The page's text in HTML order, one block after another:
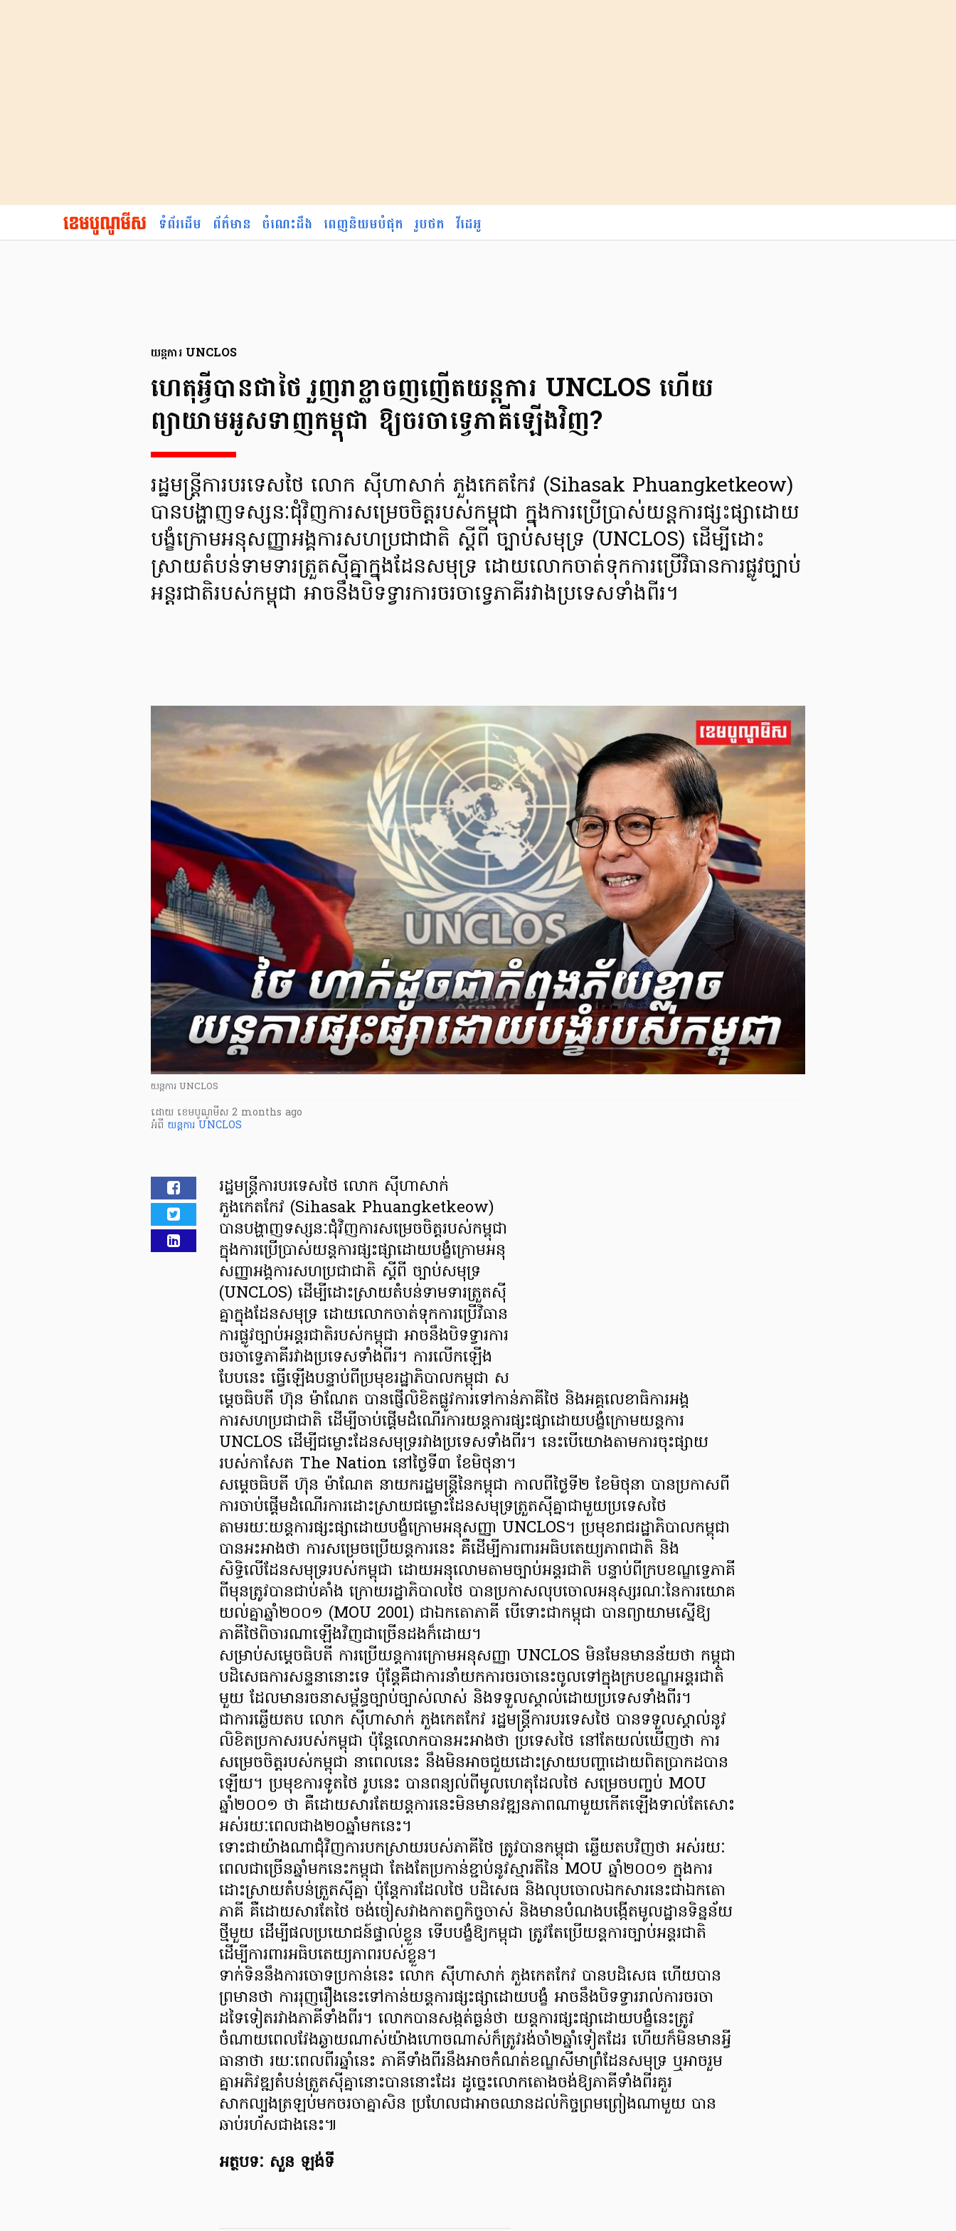
ទំព័រដើម ព័ត៌មាន ចំណេះដឹង ពេញនិយមបំផុត រូបថត វីដេអូ
យន្តការ UNCLOS
​ហេតុអ្វីបានជាថៃ រួញរាខ្លាចញញើតយន្តការ UNCLOS ហើយ
ព្យាយាមអូសទាញកម្ពុជា ឱ្យចរចាទ្វេភាគីឡើងវិញ?
រដ្ឋមន្ត្រីការបរទេសថៃ លោក ស៊ីហាសាក់ ភួងកេតកែវ (Sihasak Phuangketkeow)
បានបង្ហាញទស្សនៈជុំវិញការសម្រេចចិត្តរបស់កម្ពុជា ក្នុងការប្រើប្រាស់យន្តការផ្សះផ្សាដោយ
បង្ខំក្រោមអនុសញ្ញាអង្គការសហប្រជាជាតិ ស្តីពី ច្បាប់សមុទ្រ (UNCLOS) ដើម្បីដោះ
ស្រាយតំបន់ទាមទារត្រួតស៊ីគ្នាក្នុងដែនសមុទ្រ ដោយលោកចាត់ទុកការប្រើវិធានការផ្លូវច្បាប់
អន្តរជាតិរបស់កម្ពុជា អាចនឹងបិទទ្វារការចរចាទ្វេភាគីរវាងប្រទេសទាំងពីរ។
យន្តការ UNCLOS
ដោយ ​ ខេមបូណូមីស 2 months ago
អំពី យន្តការ UNCLOS
រដ្ឋមន្ត្រីការបរទេសថៃ លោក ស៊ីហាសាក់
ភួងកេតកែវ (Sihasak Phuangketkeow)
បានបង្ហាញទស្សនៈជុំវិញការសម្រេចចិត្តរបស់កម្ពុជា
ក្នុងការប្រើប្រាស់យន្តការផ្សះផ្សាដោយបង្ខំក្រោមអនុ
សញ្ញាអង្គការសហប្រជាជាតិ ស្តីពី ច្បាប់សមុទ្រ
(UNCLOS) ដើម្បីដោះស្រាយតំបន់ទាមទារត្រួតស៊ី
គ្នាក្នុងដែនសមុទ្រ ដោយលោកចាត់ទុកការប្រើវិធាន
ការផ្លូវច្បាប់អន្តរជាតិរបស់កម្ពុជា អាចនឹងបិទទ្វារការ
ចរចាទ្វេភាគីរវាងប្រទេសទាំងពីរ។ ការលើកឡើង
បែបនេះ ធ្វើឡើងបន្ទាប់ពីប្រមុខរដ្ឋាភិបាលកម្ពុជា ស
ម្តេចធិបតី ហ៊ុន ម៉ាណែត បានផ្ញើលិខិតផ្លូវការទៅកាន់ភាគីថៃ និងអគ្គលេខាធិការអង្គ
ការសហប្រជាជាតិ ដើម្បីចាប់ផ្តើមដំណើរការយន្តការផ្សះផ្សាដោយបង្ខំក្រោមយន្តការ
UNCLOS ដើម្បីជម្លោះដែនសមុទ្ររវាងប្រទេសទាំងពីរ។ នេះបើយោងតាមការចុះផ្សាយ
របស់កាសែត The Nation នៅថ្ងៃទី៣ ខែមិថុនា។
សម្តេចធិបតី ហ៊ុន ម៉ាណែត នាយករដ្ឋមន្រ្តីនៃកម្ពុជា កាលពីថ្ងៃទី២ ខែមិថុនា បានប្រកាសពី
ការចាប់ផ្តើមដំណើរការដោះស្រាយជម្លោះដែនសមុទ្រត្រួតស៊ីគ្នាជាមួយប្រទេសថៃ
តាមរយៈយន្ដការផ្សះផ្សាដោយបង្ខំក្រោមអនុសញ្ញា UNCLOS។ ប្រមុខរាជរដ្ឋាភិបាលកម្ពុជា
បានអះអាងថា ការសម្រេចប្រើយន្តការនេះ គឺដើម្បីការពារអធិបតេយ្យភាពជាតិ និង
សិទ្ធិលើដែនសមុទ្ររបស់កម្ពុជា ដោយអនុលោមតាមច្បាប់អន្តរជាតិ បន្ទាប់ពីក្របខណ្ឌទ្វេភាគី
ពីមុនត្រូវបានជាប់គាំង ក្រោយរដ្ឋាភិបាលថៃ បានប្រកាសលុបចោលអនុស្សរណៈនៃការយោគ
យល់គ្នាឆ្នាំ២០០១ (MOU 2001) ជាឯកតោភាគី បើទោះជាកម្ពុជា បានព្យាយាមស្នើឱ្យ
ភាគីថៃពិចារណាឡើងវិញជាច្រើនដងក៏ដោយ។
សម្រាប់សម្តេចធិបតី ការប្រើយន្តការក្រោមអនុសញ្ញា UNCLOS មិនមែនមានន័យថា កម្ពុជា
បដិសេធការសន្ទនានោះទេ ប៉ុន្តែគឺជាការនាំយកការចរចានេះចូលទៅក្នុងក្របខណ្ឌអន្តរជាតិ
មួយ ដែលមានរចនាសម្ព័ន្ធច្បាប់ច្បាស់លាស់ និងទទួលស្គាល់ដោយប្រទេសទាំងពីរ។
ជាការឆ្លើយតប លោក ស៊ីហាសាក់ ភួងកេតកែវ រដ្ឋមន្ត្រីការបរទេសថៃ បានទទួលស្គាល់នូវ
លិខិតប្រកាសរបស់កម្ពុជា ប៉ុន្តែលោកបានអះអាងថា ប្រទេសថៃ នៅតែយល់ឃើញថា ការ
សម្រេចចិត្តរបស់កម្ពុជា នាពេលនេះ នឹងមិនអាចជួយដោះស្រាយបញ្ហាដោយពិតប្រាកដបាន
ឡើយ។ ប្រមុខការទូតថៃ រូបនេះ បានពន្យល់ពីមូលហេតុដែលថៃ សម្រេចបញ្ចប់ MOU
ឆ្នាំ២០០១ ថា គឺដោយសារតែយន្តការនេះមិនមានវឌ្ឍនភាពណាមួយកើតឡើងទាល់តែសោះ
អស់រយៈពេលជាង២០ឆ្នាំមកនេះ។
ទោះជាយ៉ាងណាជុំវិញការបកស្រាយរបស់ភាគីថៃ ត្រូវបានកម្ពុជា ឆ្លើយតបវិញថា អស់រយៈ
ពេលជាច្រើនឆ្នាំមកនេះកម្ពុជា តែងតែប្រកាន់ខ្ជាប់នូវស្មារតីនៃ MOU ឆ្នាំ២០០១ ក្នុងការ
ដោះស្រាយតំបន់ត្រួតស៊ីគ្នា ប៉ុន្តែការដែលថៃ បដិសេធ និងលុបចោលឯកសារនេះជាឯកតោ
ភាគី គឺដោយសារតែថៃ ចង់ចៀសវាងកាតព្វកិច្ចចាស់ និងមានបំណងបង្កើតមូលដ្ឋានទិន្នន័យ
ថ្មីមួយ ដើម្បីផលប្រយោជន៍ផ្ទាល់ខ្លួន ទើបបង្ខំឱ្យកម្ពុជា ត្រូវតែប្រើយន្តការច្បាប់អន្តរជាតិ
ដើម្បីការពារអធិបតេយ្យភាពរបស់ខ្លួន។
ទាក់ទិននឹងការចោទប្រកាន់នេះ លោក ស៊ីហាសាក់ ភួងកេតកែវ បានបដិសេធ ហើយបាន
ព្រមានថា ការរុញរឿងនេះទៅកាន់យន្តការផ្សះផ្សាដោយបង្ខំ អាចនឹងបិទទ្វាររាល់ការចរចា
ដទៃទៀតរវាងភាគីទាំងពីរ។ លោកបានសង្កត់ធ្ងន់ថា យន្តការផ្សះផ្សាដោយបង្ខំនេះត្រូវ
ចំណាយពេលវែងឆ្ងាយណាស់យ៉ាងហោចណាស់ក៏ត្រូវរង់ចាំ២ឆ្នាំទៀតដែរ ហើយក៏មិនមានអ្វី
ធានាថា រយៈពេលពីរឆ្នាំនេះ ភាគីទាំងពីរនឹងអាចកំណត់ខណ្ឌសីមាព្រំដែនសមុទ្រ ឬអាចរួម
គ្នាអភិវឌ្ឍតំបន់ត្រួតស៊ីគ្នានោះបាននោះដែរ ដូច្នេះលោកតោងចង់ឱ្យភាគីទាំងពីរគួរ
សាកល្បងត្រឡប់មកចរចាគ្នាសិន ប្រហែលជាអាចឈានដល់កិច្ចព្រមព្រៀងណាមួយ បាន
ឆាប់រហ័សជាងនេះ៕
អត្ថបទៈ សួន ឡង់ទី